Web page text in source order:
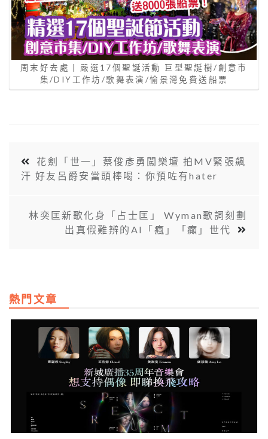
周末好去處 | 嚴選17個聖誕活動 巨型聖誕樹/創意市
集/DIY工作坊/歌舞表演/愉景灣免費送船票
花劍「世一」蔡俊彥勇闖樂壇 拍MV緊張飆
汗 好友呂爵安當頭棒喝：你預咗有hater
林奕匡新歌化身「占士匡」 Wyman歌詞刻劃
出真假難辨的AI「瘋」「癲」世代
熱門文章